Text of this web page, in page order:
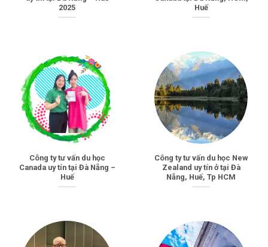
2025
Huế
Công ty tư vấn du học
Canada uy tín tại Đà Nẵng –
Huế
Công ty tư vấn du học New
Zealand uy tín ở tại Đà
Nẵng, Huế, Tp HCM